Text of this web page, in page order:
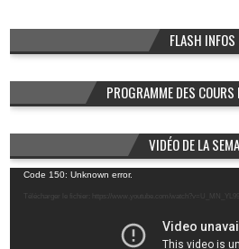
FLASH INFOS
PROGRAMME DES COURS
VIDÉO DE LA
Lecteur
vidéo
Code 150: Unknown error.
Télécharger le fichier: https://www.youtube.com/